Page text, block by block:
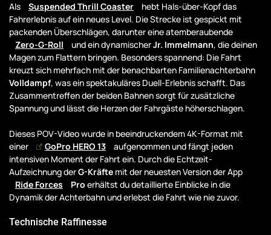
Als
Suspended Thrill Coaster
hebt Hals-über-Kopf das
Fahrerlebnis auf ein neues Level. Die Strecke ist gespickt mit
packenden Überschlägen, darunter eine atemberaubende
Zero-G-Roll
und ein dynamischerJr. Immelmann, die deinen
Magen zum Flattern bringen. Besonders spannend: Die Fahrt
kreuzt sich mehrfach mit der benachbarten Familienachterbahn
Volldampf, was ein spektakuläres Duell-Erlebnis schafft. Das
Zusammentreffen der beiden Bahnen sorgt für zusätzliche
Spannung und lässt die Herzen der Fahrgäste höherschlagen.
Dieses POV-Video wurde in beeindruckendem 4K-Format mit
einer
GoPro HERO 13
aufgenommen und fängt jeden
intensiven Moment der Fahrt ein. Durch die Echtzeit-
Aufzeichnung derG-Kräfte mit der neuesten Version der App
Ride Forces
Pro erhältst du detaillierte Einblicke in die
Dynamik der Achterbahn und erlebst die Fahrt wie nie zuvor.
Technische Raffinesse